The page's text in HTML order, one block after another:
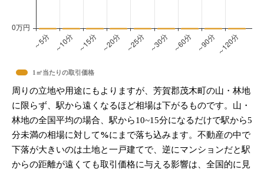
1㎡当たりの取引価格
周りの立地や用途にもよりますが、芳賀郡茂木町の山・林地
に限らず、駅から遠くなるほど相場は下がるものです。山・
林地の全国平均の場合、駅から10~15分になるだけで駅から5
分未満の相場に対して%にまで落ち込みます。不動産の中で
下落が大きいのは土地と一戸建てで、逆にマンションだと駅
からの距離が遠くても取引価格に与える影響は、全国的に見